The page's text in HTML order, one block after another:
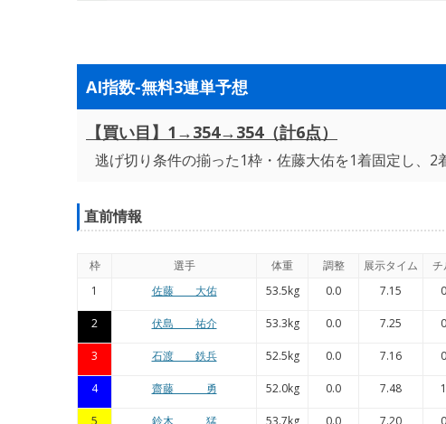
AI指数-無料3連単予想
【買い目】1→354→354（計6点）
逃げ切り条件の揃った1枠・佐藤大佑を1着固定し、2
直前情報
枠 選手 体重 調整 展示タイム チ
1
佐藤 大佑 53.5kg 0.0 7.15
2 伏島 祐介 53.3kg 0.0 7.25
3 石渡 鉄兵 52.5kg 0.0 7.16
4 齋藤 勇 52.0kg 0.0 7.48
5 鈴木 猛 53.7kg 0.0 7.20